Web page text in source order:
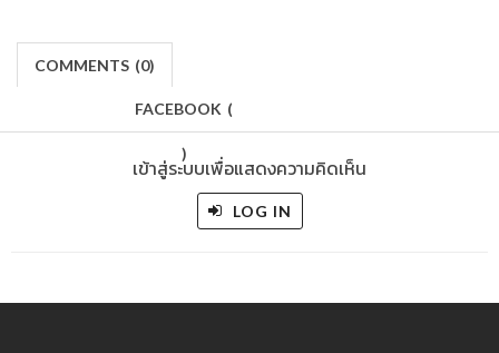
COMMENTS (0)
FACEBOOK (
)
เข้าสู่ระบบเพื่อแสดงความคิดเห็น
LOG IN